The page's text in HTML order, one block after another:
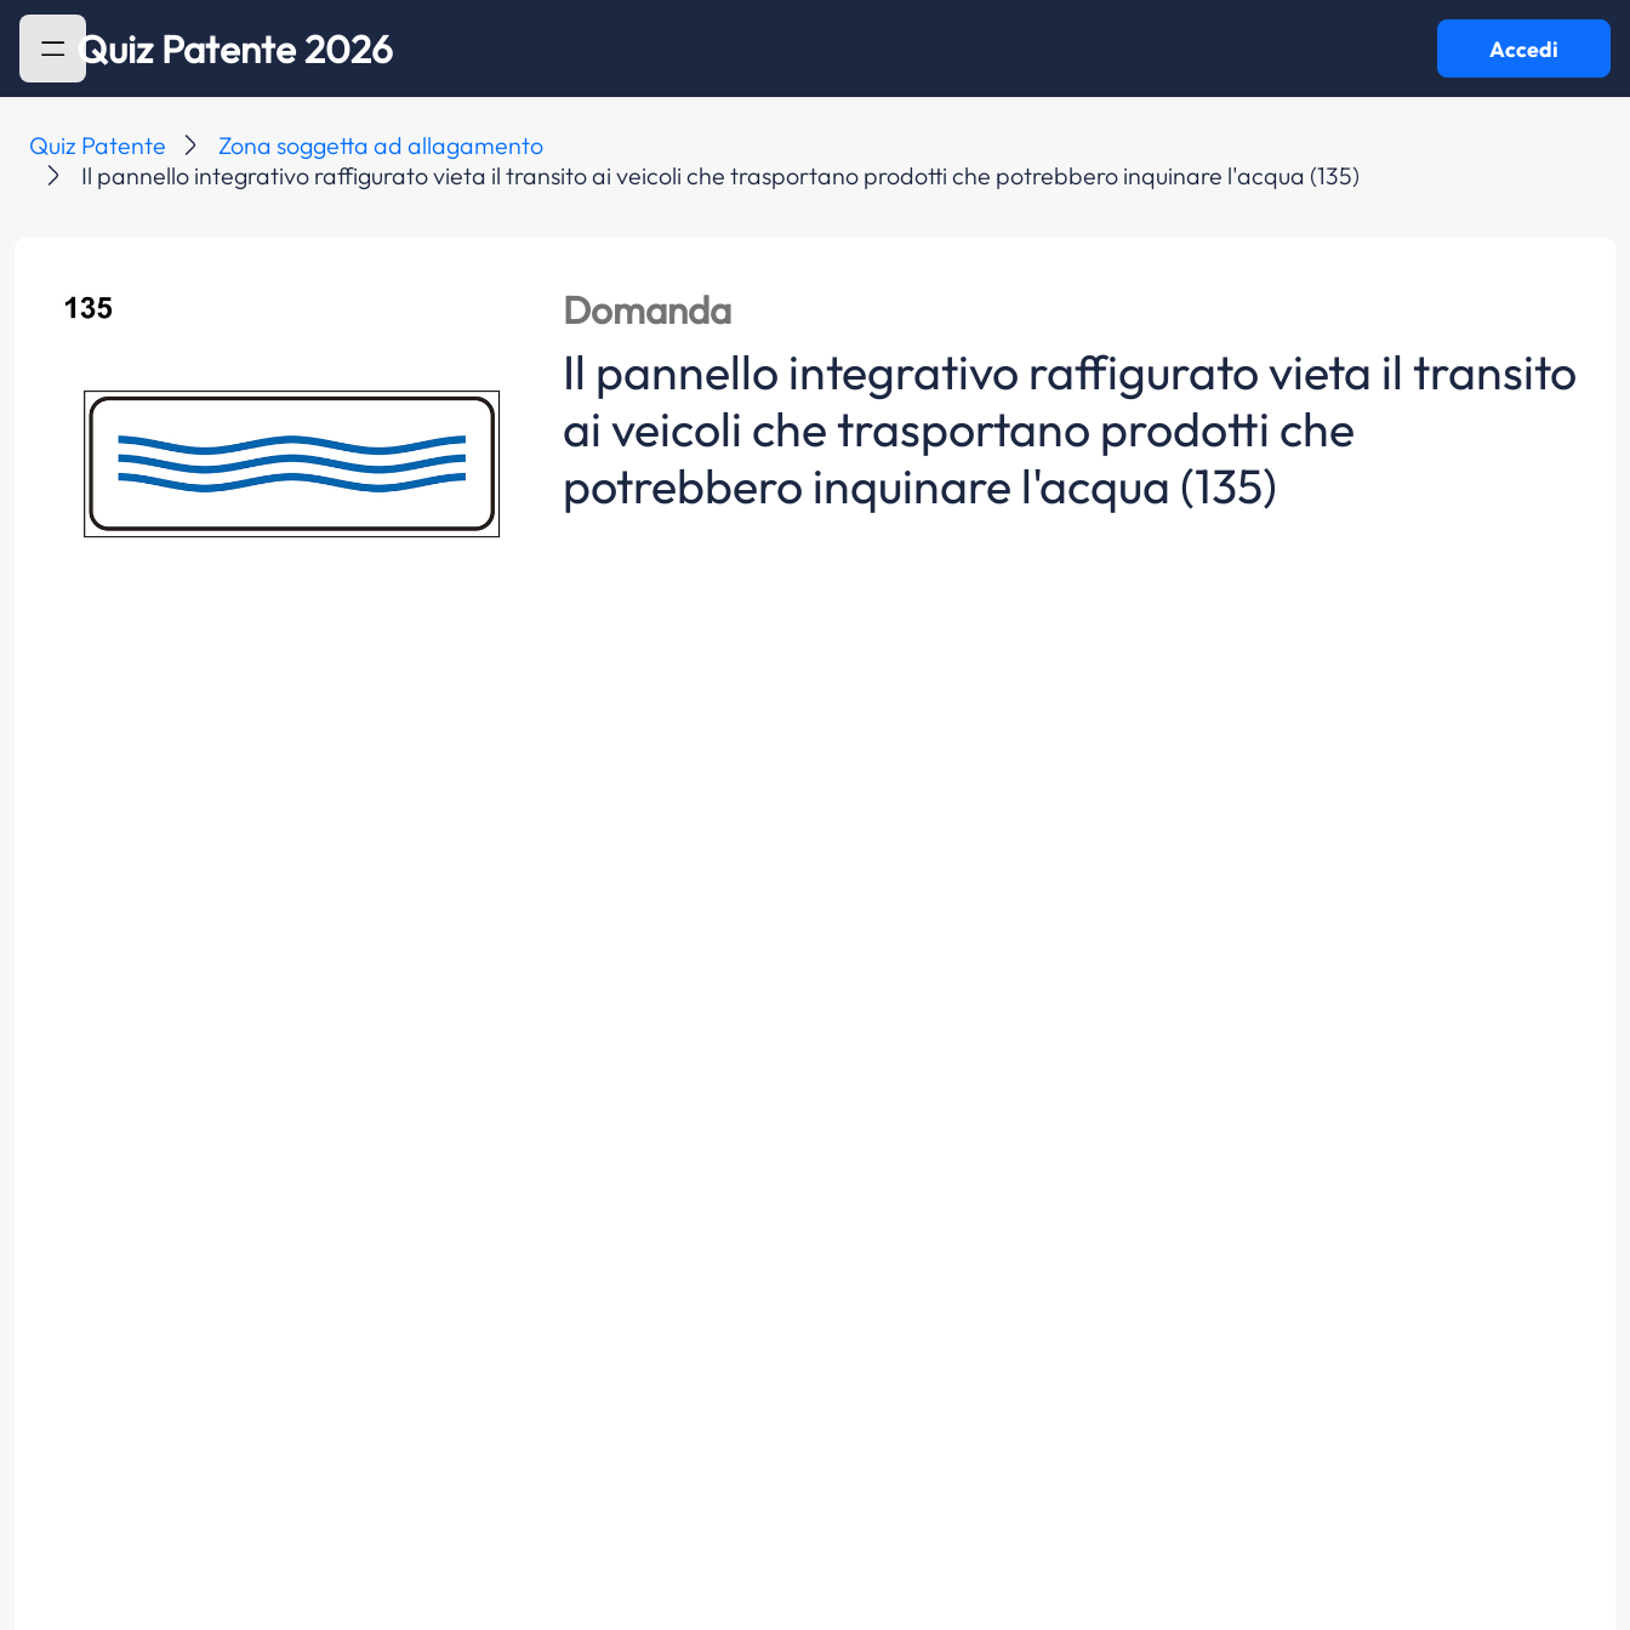
Quiz Patente 2026 Accedi
Quiz Patente
Zona soggetta ad allagamento
Il pannello integrativo raffigurato vieta il transito ai veicoli che trasportano prodotti che potrebbero inquinare l'acqua (135)
Domanda
Il pannello integrativo raffigurato vieta il transito
ai veicoli che trasportano prodotti che
potrebbero inquinare l'acqua (135)